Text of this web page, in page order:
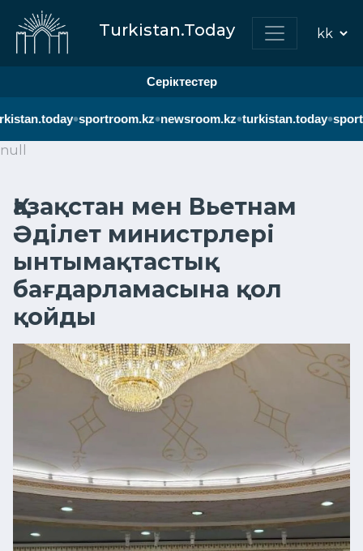
Turkistan.Today
Серіктестер
•sportroom.kz•newsroom.kz•turkistan.today•
null
Қазақстан мен Вьетнам
Әділет министрлері
ынтымақтастық
бағдарламасына қол
қойды